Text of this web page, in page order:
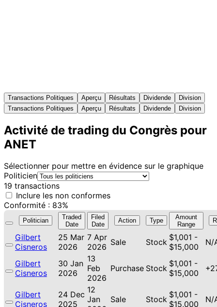
Transactions Politiques Aperçu Résultats Dividende
Division
Transactions Politiques
Aperçu Résultats Dividende Division
Activité de trading du Congrès pour
ANET
Sélectionner pour mettre en évidence sur le graphique
Politicien
19 transactions
Inclure les non conformes
Conformité : 83%
Politician
Traded
Date
Filed
Date
Action Type
Amount
Range
Gilbert
Cisneros
25 Mar
2026
7 Apr
2026 Sale Stock $1,001 -
$15,000
N/
Gilbert
Cisneros
30 Jan
2026
13
Feb
2026
Purchase Stock $1,001 -
$15,000
Gilbert
Cisneros
24 Dec
2025
12
Jan
Sale Stock $1,001 -
$15,000
N/